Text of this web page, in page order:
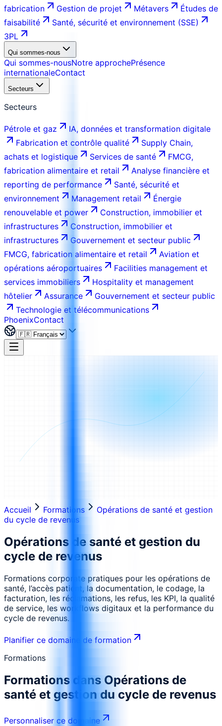
fabrication
Gestion de projet Métavers
Études de
faisabilité
Santé, sécurité et environnement (SSE)
3PL
Qui sommes-nous
Qui sommes-nousNotre approchePrésence
internationaleContact
Secteurs
Secteurs
Pétrole et gaz
IA, données et transformation digitale
Fabrication et contrôle qualité
Supply Chain,
achats et logistique
Services de santé
FMCG,
fabrication alimentaire et retail
Analyse financière et
reporting de performance
Santé, sécurité et
environnement
Management retail
Énergie
renouvelable et power
Construction, immobilier et
infrastructures
Construction, immobilier et
infrastructures
Gouvernement et secteur public
FMCG, fabrication alimentaire et retail
Aviation et
opérations aéroportuaires
Facilities management et
services immobiliers
Hospitality et management
hôtelier
Assurance
Gouvernement et secteur public
Technologie et télécommunications
PhoenixContact
Accueil Formations
Opérations de santé et gestion
du cycle de revenus
Opérations de santé et gestion du
cycle de revenus
Formations corporate pratiques pour les opérations de
santé, l’accès patient, la documentation, le codage, la
facturation, les réclamations, les refus, les KPI, la qualité
de service, les workflows digitaux et la performance du
cycle de revenus.
Planifier ce domaine de formation
Formations
Formations dans Opérations de
santé et gestion du cycle de revenus
Personnaliser ce domaine